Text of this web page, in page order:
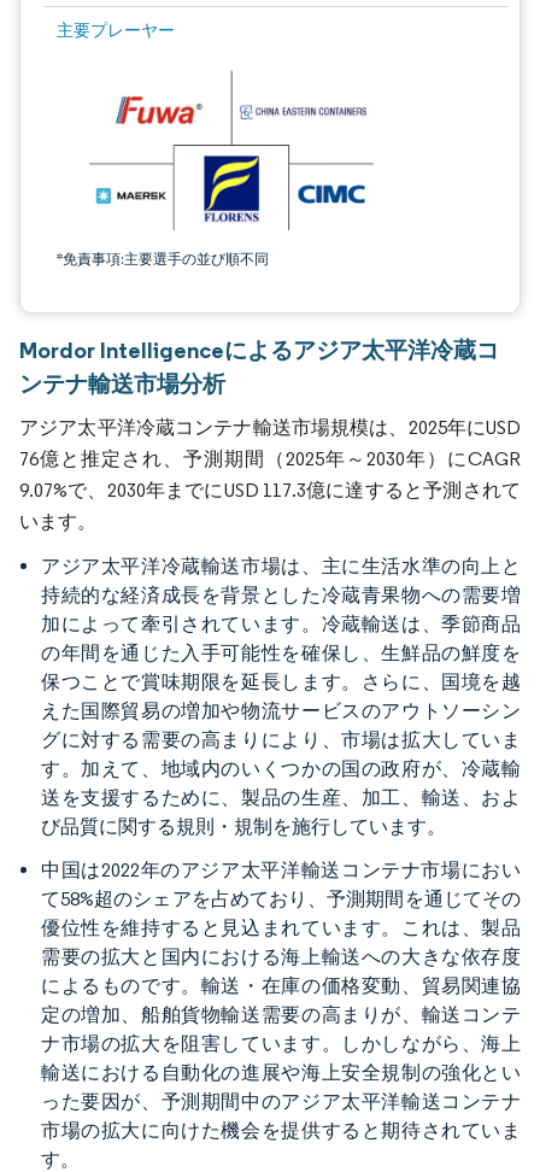
主要プレーヤー
*免責事項:主要選手の並び順不同
Mordor Intelligenceによるアジア太平洋冷蔵コ
ンテナ輸送市場分析
アジア太平洋冷蔵コンテナ輸送市場規模は、2025年にUSD
76億と推定され、予測期間（2025年～2030年）にCAGR
9.07%で、2030年までにUSD 117.3億に達すると予測されて
います。
アジア太平洋冷蔵輸送市場は、主に生活水準の向上と
持続的な経済成長を背景とした冷蔵青果物への需要増
加によって牽引されています。冷蔵輸送は、季節商品
の年間を通じた入手可能性を確保し、生鮮品の鮮度を
保つことで賞味期限を延長します。さらに、国境を越
えた国際貿易の増加や物流サービスのアウトソーシン
グに対する需要の高まりにより、市場は拡大していま
す。加えて、地域内のいくつかの国の政府が、冷蔵輸
送を支援するために、製品の生産、加工、輸送、およ
び品質に関する規則・規制を施行しています。
中国は2022年のアジア太平洋輸送コンテナ市場におい
て58%超のシェアを占めており、予測期間を通じてその
優位性を維持すると見込まれています。これは、製品
需要の拡大と国内における海上輸送への大きな依存度
によるものです。輸送・在庫の価格変動、貿易関連協
定の増加、船舶貨物輸送需要の高まりが、輸送コンテ
ナ市場の拡大を阻害しています。しかしながら、海上
輸送における自動化の進展や海上安全規制の強化とい
った要因が、予測期間中のアジア太平洋輸送コンテナ
市場の拡大に向けた機会を提供すると期待されていま
す。